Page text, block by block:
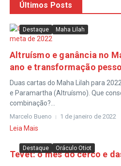
Últimos Posts
Destaque Maha Lilah
Altruísmo e ganância no
ano e transformação
Duas cartas do Maha Lilah para
e Paramartha (Altruísmo). Que
combinação?...
Marcelo Bueno 1 de janeiro de 2022
Leia Mais
Destaque Oráculo Otiot
Tevet: o mês do cerco e